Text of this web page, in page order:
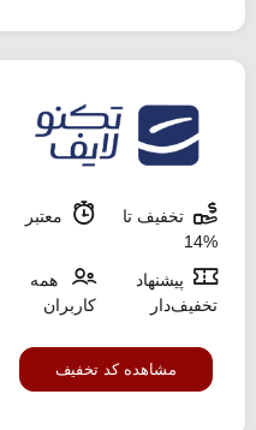
تخفیف تا
%14
معتبر
پیشنهاد
تخفیف‌دار
همه
کاربران
مشاهده کد تخفیف